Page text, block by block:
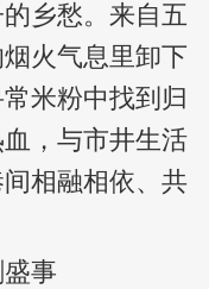
乡愁。来自五
火气息里卸下
米粉中找到归
，与市井生活
相融相依、共
事